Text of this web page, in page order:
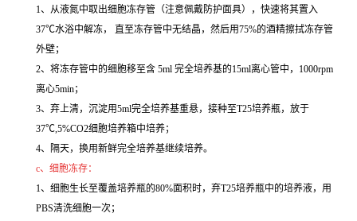
1、从液氮中取出细胞冻存管（注意佩戴防护面具），快速将其置入
37℃水浴中解冻， 直至冻存管中无结晶，然后用75%的酒精擦拭冻存管
外壁；
2、将冻存管中的细胞移至含 5ml 完全培养基的15ml离心管中，1000rpm
离心5min；
3、弃上清，沉淀用5ml完全培养基重悬，接种至T25培养瓶，放于
37℃,5%CO2细胞培养箱中培养；
4、隔天，换用新鲜完全培养基继续培养。
c、细胞冻存：
1、细胞生长至覆盖培养瓶的80%面积时，弃T25培养瓶中的培养液，用
PBS清洗细胞一次；